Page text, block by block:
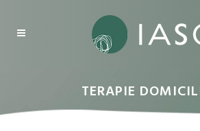
TERAPIE